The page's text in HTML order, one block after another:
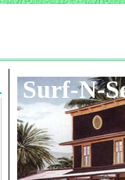
Surf-N-